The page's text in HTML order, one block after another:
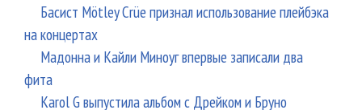
Басист Mötley Crüe признал использование плейбэка
на концертах
Мадонна и Кайли Миноуг впервые записали два
фита
Karol G выпустила альбом с Дрейком и Бруно